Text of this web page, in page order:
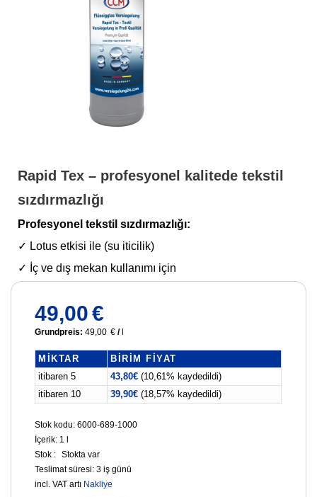
Rapid Tex – profesyonel kalitede tekstil
sızdırmazlığı
Profesyonel tekstil sızdırmazlığı:
✓ Lotus etkisi ile (su iticilik)
✓ İç ve dış mekan kullanımı için
49,00€
Grundpreis:49,00 € /
MIKTAR
BIRIM FIYAT
itibaren 5
43,80€ (10,61% kaydedildi)
itibaren 10
39,90€ (18,57% kaydedildi)
Stok kodu: 6000-689-1000
İçerik: 1
Stok :
Stokta var
Teslimat süresi:3 iş günü
incl. VAT artı Nakliye